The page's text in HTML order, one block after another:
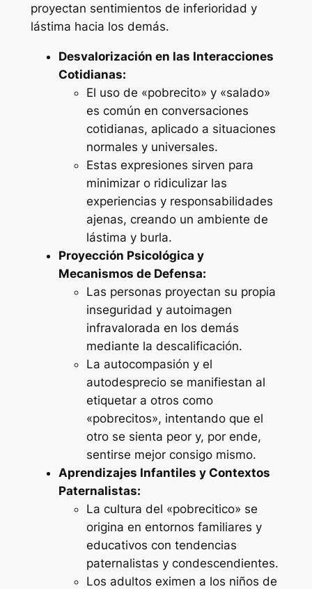
proyectan sentimientos de inferioridad y
lástima hacia los demás.
Desvalorización en las Interacciones
Cotidianas:
El uso de «pobrecito» y «salado»
es común en conversaciones
cotidianas, aplicado a situaciones
normales y universales.
Estas expresiones sirven para
minimizar o ridiculizar las
experiencias y responsabilidades
ajenas, creando un ambiente de
lástima y burla.
Proyección Psicológica y
Mecanismos de Defensa:
Las personas proyectan su propia
inseguridad y autoimagen
infravalorada en los demás
mediante la descalificación.
La autocompasión y el
autodesprecio se manifiestan al
etiquetar a otros como
«pobrecitos», intentando que el
otro se sienta peor y, por ende,
sentirse mejor consigo mismo.
Aprendizajes Infantiles y Contextos
Paternalistas:
La cultura del «pobrecitico» se
origina en entornos familiares y
educativos con tendencias
paternalistas y condescendientes.
Los adultos eximen a los niños de